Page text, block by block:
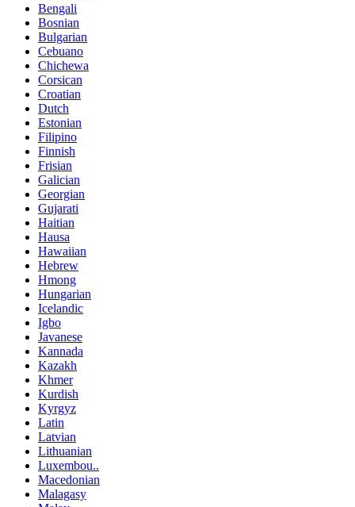
Bengali
Bosnian
Bulgarian
Cebuano
Chichewa
Corsican
Croatian
Dutch
Estonian
Filipino
Finnish
Frisian
Galician
Georgian
Gujarati
Haitian
Hausa
Hawaiian
Hebrew
Hmong
Hungarian
Icelandic
Igbo
Javanese
Kannada
Kazakh
Khmer
Kurdish
Kyrgyz
Latin
Latvian
Lithuanian
Luxembou..
Macedonian
Malagasy